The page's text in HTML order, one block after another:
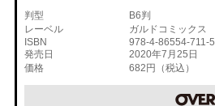
判型
B6判
レーベル
ガルドコミックス
ISBN
978-4-86554-711-5
発売日
2020年7月25日
価格
682円（税込）